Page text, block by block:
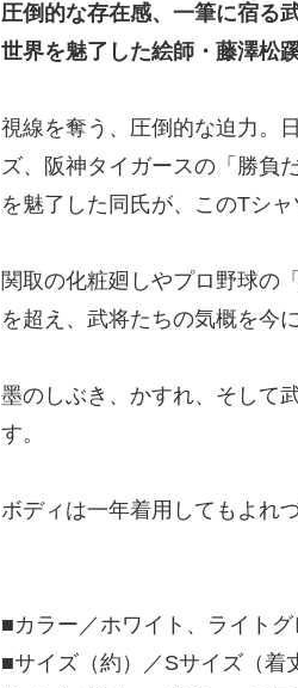
圧倒的な存在感、一筆に宿る武
世界を魅了した絵師・藤澤松
視線を奪う、圧倒的な迫力。
ズ、阪神タイガースの「勝負
を魅了した同氏が、このTシ
関取の化粧廻しやプロ野球の
を超え、武将たちの気概を今
墨のしぶき、かすれ、そして
す。
ボディは一年着用してもよれ
■カラー／ホワイト、ライトグ
■サイズ（約）／Sサイズ（